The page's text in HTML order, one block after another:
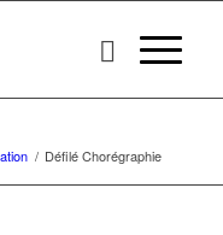
/ Défilé Chorégraphie